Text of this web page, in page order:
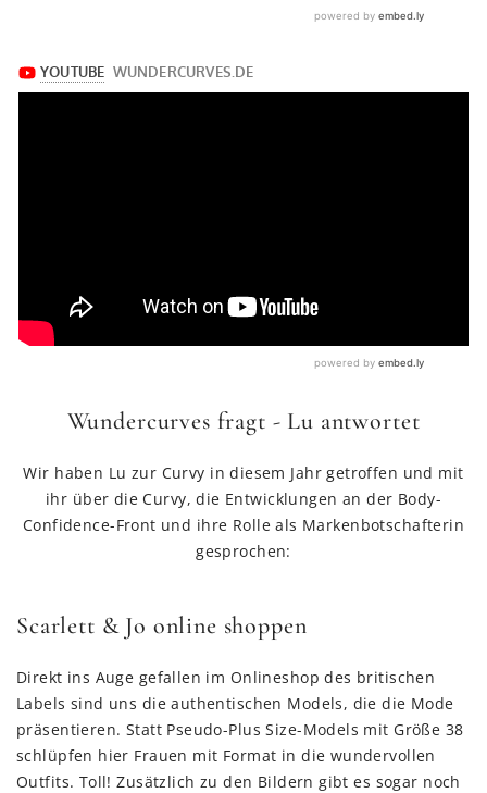
Wundercurves fragt - Lu antwortet
Wir haben Lu zur Curvy in diesem Jahr getroffen und mit
ihr über die Curvy, die Entwicklungen an der Body-
Confidence-Front und ihre Rolle als Markenbotschafterin
gesprochen:
Scarlett & Jo online shoppen
Direkt ins Auge gefallen im Onlineshop des britischen
Labels sind uns die authentischen Models, die die Mode
präsentieren. Statt Pseudo-Plus Size-Models mit Größe 38
schlüpfen hier Frauen mit Format in die wundervollen
Outfits. Toll! Zusätzlich zu den Bildern gibt es sogar noch